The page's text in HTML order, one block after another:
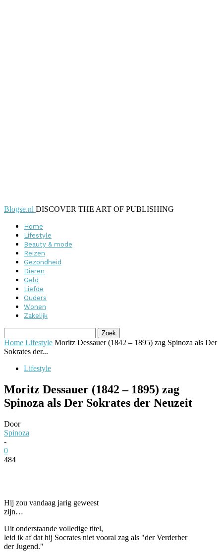
Blogse.nl DISCOVER THE ART OF PUBLISHING
Home
Lifestyle
Beauty & mode
Reizen
Gezondheid
Dieren
Geld
Liefde
Ouders
Wonen
Zakelijk
Home Lifestyle Moritz Dessauer (1842 – 1895) zag Spinoza als Der
Sokrates der...
Lifestyle
Moritz Dessauer (1842 – 1895) zag
Spinoza als Der Sokrates der Neuzeit
Door
Spinoza
-
0
484
Hij zou vandaag jarig geweest
zijn…
Uit onderstaande volledige titel,
leid ik af dat hij Socrates niet vooral zag als "der Verderber
der Jugend."